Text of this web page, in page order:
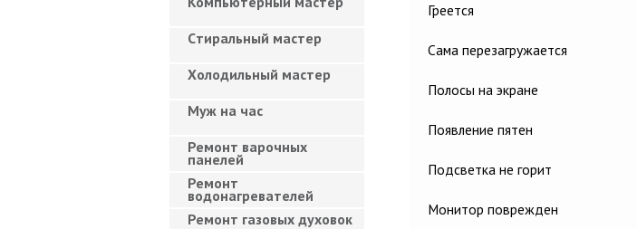
Греется
Сама перезагружается
Полосы на экране
Появление пятен
Подсветка не горит
Монитор поврежден
Cтиральный мастер
Холодильный мастер
Муж на час
Ремонт варочных
панелей
Ремонт
водонагревателей
Ремонт газовых духовок